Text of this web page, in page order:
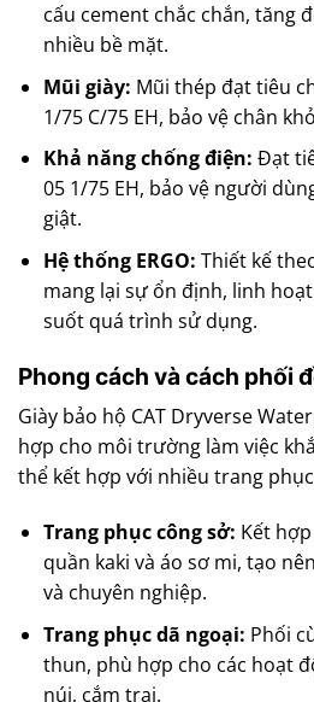
cấu cement chắc chắn, tăng
nhiều bề mặt.
Mũi giày: Mũi thép đạt tiêu
1/75 C/75 EH, bảo vệ chân
Khả năng chống điện: Đạt
05 1/75 EH, bảo vệ người
giật.
Hệ thống ERGO: Thiết kế
mang lại sự ổn định, linh
suốt quá trình sử dụng.
Phong cách và cách phối
Giày bảo hộ CAT Dryverse
hợp cho môi trường làm việc
thể kết hợp với nhiều trang
Trang phục công sở: Kết
quần kaki và áo sơ mi, tạo
và chuyên nghiệp.
Trang phục dã ngoại: Phối
thun, phù hợp cho các hoạt
núi, cắm trại.